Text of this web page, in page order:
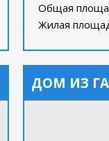
Общая
Жилая
ДОМ ИЗ